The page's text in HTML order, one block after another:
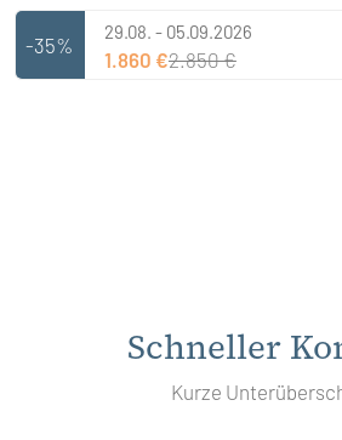
-35%
29.08. - 05.09.2026
1.860 €2.850 €
Schneller
Kurze